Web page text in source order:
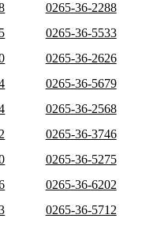
0265-36-2288
0265-36-5533
0265-36-2626
0265-36-5679
0265-36-2568
0265-36-3746
0265-36-5275
0265-36-6202
0265-36-5712